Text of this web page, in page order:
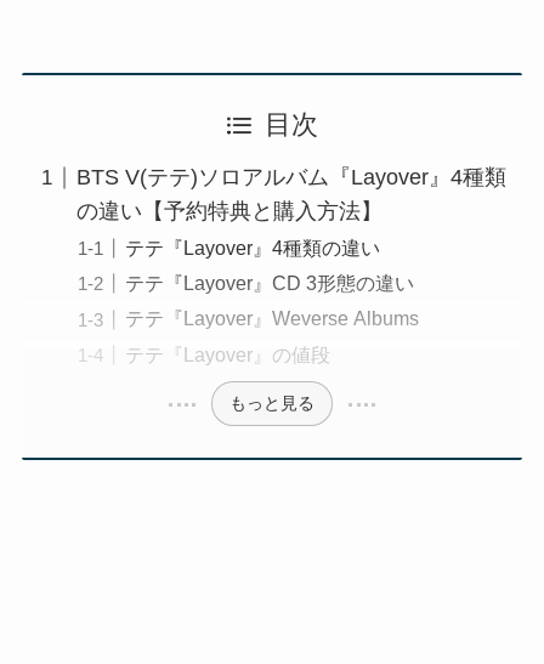
目次
BTS V(テテ)ソロアルバム『Layover』4種類
の違い【予約特典と購入方法】
テテ『Layover』4種類の違い
テテ『Layover』CD 3形態の違い
テテ『Layover』Weverse Albums
テテ『Layover』の値段
もっと見る